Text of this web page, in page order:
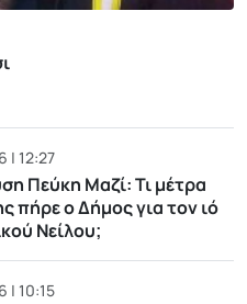
| 12:27
Πεύκη Μαζί: Τι μέτρα
πήρε ο Δήμος για τον ιό
Νείλου;
| 10:15